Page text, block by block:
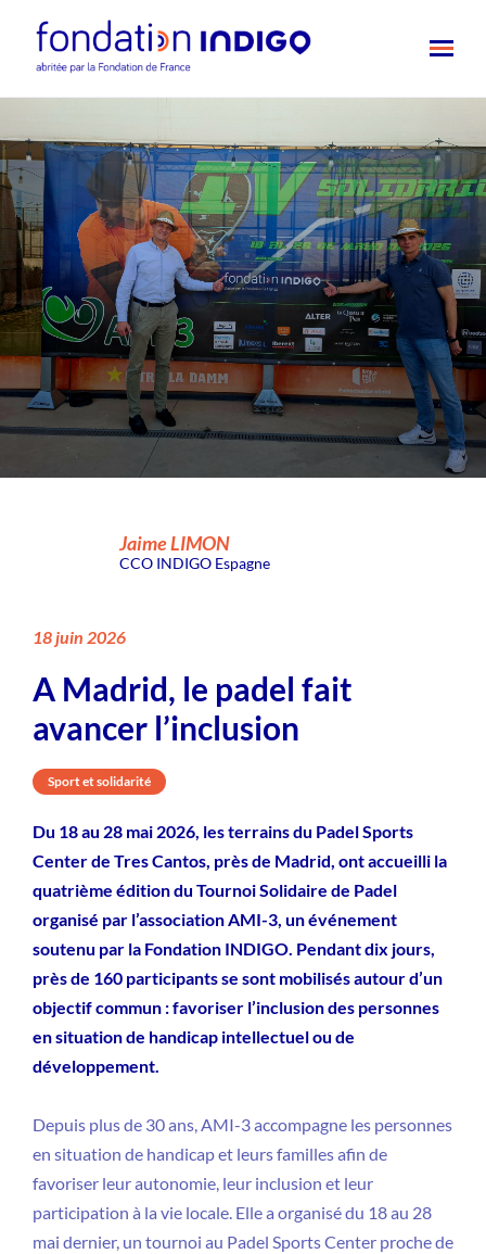
Jaime LIMON
CCO INDIGO Espagne
18 juin 2026
A Madrid, le padel fait
avancer l’inclusion
Sport et solidarité
Du 18 au 28 mai 2026, les terrains du Padel Sports
Center de Tres Cantos, près de Madrid, ont accueilli la
quatrième édition du Tournoi Solidaire de Padel
organisé par l’association AMI-3, un événement
soutenu par la Fondation INDIGO. Pendant dix jours,
près de 160 participants se sont mobilisés autour d’un
objectif commun : favoriser l’inclusion des personnes
en situation de handicap intellectuel ou de
développement.
Depuis plus de 30 ans, AMI-3 accompagne les personnes
en situation de handicap et leurs familles afin de
favoriser leur autonomie, leur inclusion et leur
participation à la vie locale. Elle a organisé du 18 au 28
mai dernier, un tournoi au Padel Sports Center proche de